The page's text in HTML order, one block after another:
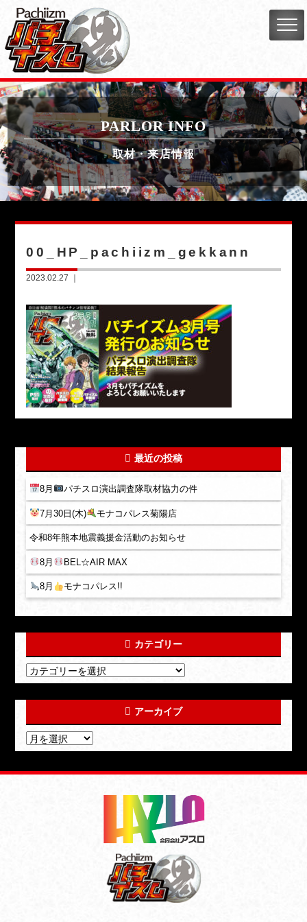
PARLOR INFO
取材・来店情報
00_HP_pachiizm_gekkann
2023.02.27 ｜
最近の投稿
8月 パチスロ演出調査隊取材協力の件
7月30日(木) モナコパレス菊陽店
令和8年熊本地震義援金活動のお知らせ
8月 BEL☆AIR MAX
8月 モナコパレス!!
カテゴリー
アーカイブ